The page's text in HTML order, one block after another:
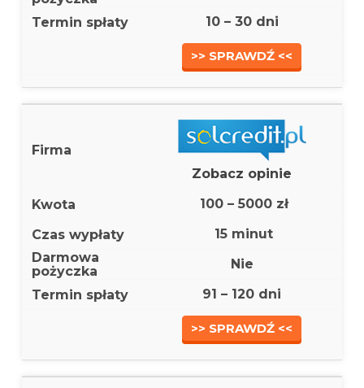
10 – 30 dni
>> SPRAWDŹ <<
Zobacz opinie
100 – 5000 zł
15 minut
Nie
91 – 120 dni
>> SPRAWDŹ <<